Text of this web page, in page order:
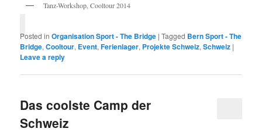
Tanz-Workshop, Cooltour 2014
Posted in Organisation Sport - The Bridge |Tagged Bern Sport - The
Bridge,Cooltour, Event,Ferienlager, Projekte Schweiz,Schweiz |
Leave a reply
Das coolste Camp der
Schweiz